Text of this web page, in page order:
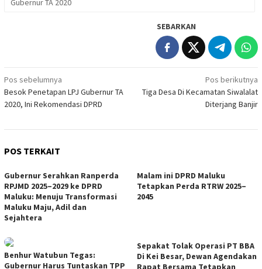
Gubernur TA 2020
SEBARKAN
Navigasi
pos
Pos sebelumnya
Besok Penetapan LPJ Gubernur TA
2020, Ini Rekomendasi DPRD
Pos berikutnya
Tiga Desa Di Kecamatan Siwalalat
Diterjang Banjir
POS TERKAIT
Gubernur Serahkan Ranperda
RPJMD 2025–2029 ke DPRD
Maluku: Menuju Transformasi
Maluku Maju, Adil dan
Sejahtera
Malam ini DPRD Maluku
Tetapkan Perda RTRW 2025–
2045
Benhur Watubun Tegas:
Gubernur Harus Tuntaskan TPP
Sepakat Tolak Operasi PT BBA
Di Kei Besar, Dewan Agendakan
Rapat Bersama Tetapkan